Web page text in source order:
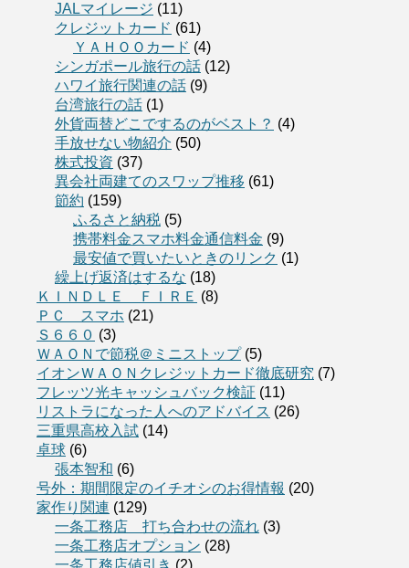
JALマイレージ (11)
クレジットカード (61)
ＹＡＨＯＯカード (4)
シンガポール旅行の話 (12)
ハワイ旅行関連の話 (9)
台湾旅行の話 (1)
外貨両替どこでするのがベスト？ (4)
手放せない物紹介 (50)
株式投資 (37)
異会社両建てのスワップ推移 (61)
節約 (159)
ふるさと納税 (5)
携帯料金スマホ料金通信料金 (9)
最安値で買いたいときのリンク (1)
繰上げ返済はするな (18)
ＫＩＮＤＬＥ ＦＩＲＥ (8)
ＰＣ スマホ (21)
Ｓ６６０ (3)
ＷＡＯＮで節税＠ミニストップ(5)
イオンＷＡＯＮクレジットカード徹底研究 (7)
フレッツ光キャッシュバック検証 (11)
リストラになった人へのアドバイス (26)
三重県高校入試 (14)
卓球 (6)
張本智和 (6)
号外：期間限定のイチオシのお得情報 (20)
家作り関連 (129)
一条工務店 打ち合わせの流れ (3)
一条工務店オプション (28)